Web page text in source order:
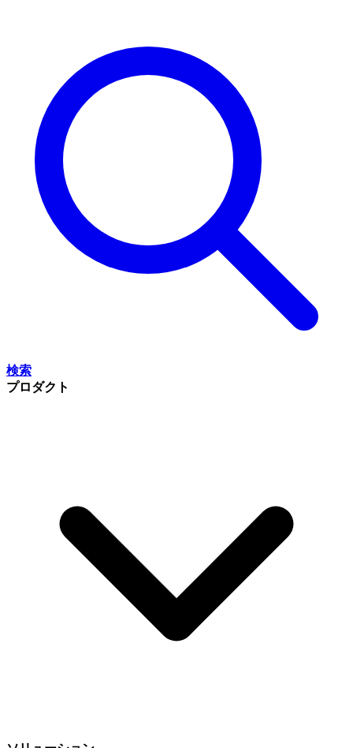
検索
プロダクト